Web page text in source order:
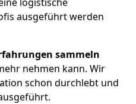
ausgeführt werden
sammeln
nehmen kann. Wir
schon durchlebt und